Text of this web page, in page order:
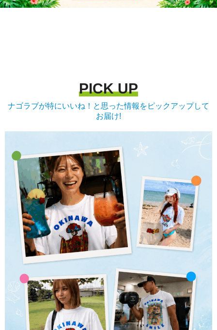
PICK UP
ナゴラブが特にいいね！と思った情報をピックアップして
お届け!